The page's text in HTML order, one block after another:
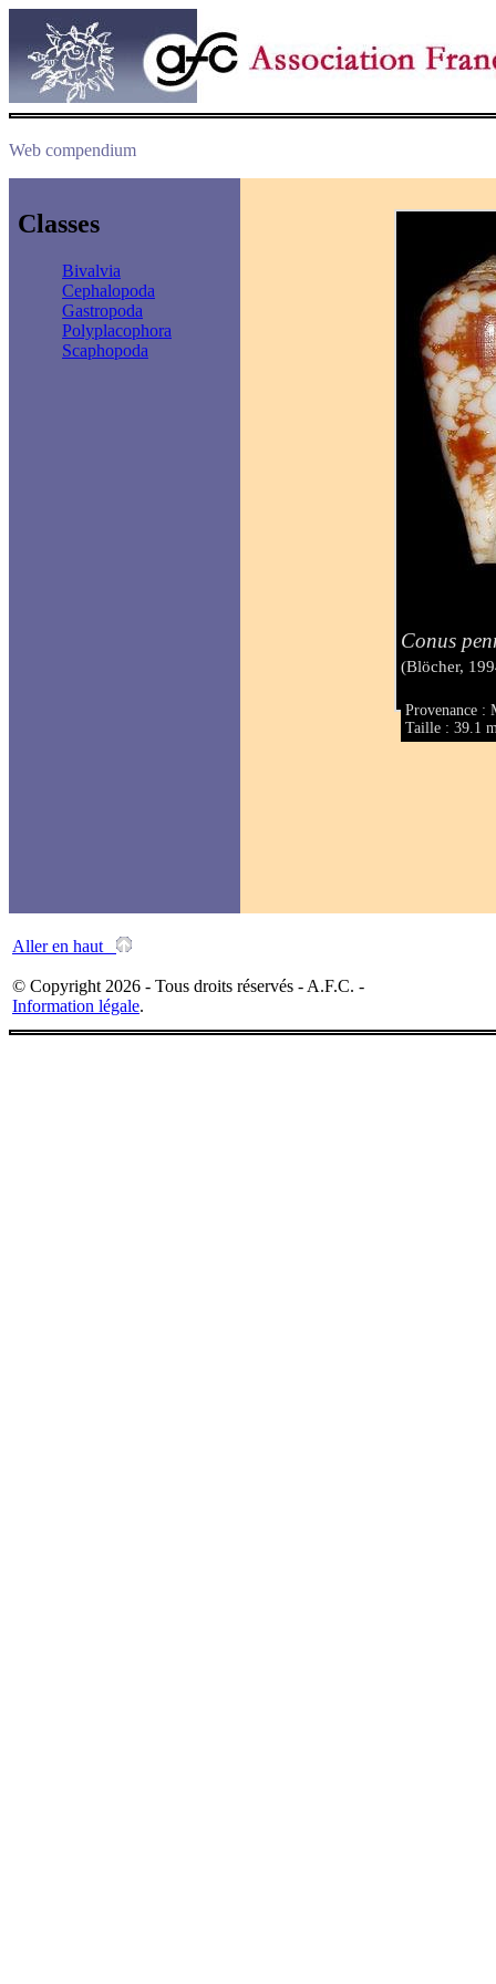
Web compendium
Classes
Bivalvia
Cephalopoda
Gastropoda
Polyplacophora
Scaphopoda
Conus
(Blöcher,
Provenance :
Taille : 39.1
Aller en haut
© Copyright 2026 - Tous droits réservés - A.F.C. -
Information légale.